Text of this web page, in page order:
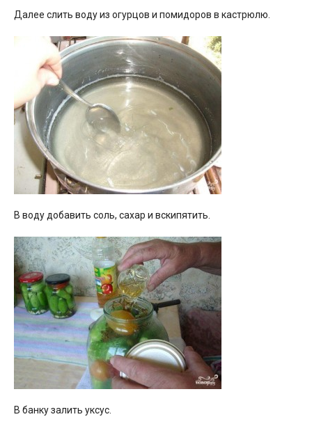
Далее слить воду из огурцов и помидоров в кастрюлю.
В воду добавить соль, сахар и вскипятить.
В банку залить уксус.